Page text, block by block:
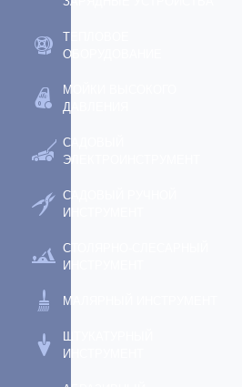
ТЕПЛОВОЕ
ОБОРУДОВАНИЕ
МОЙКИ ВЫСОКОГО
ДАВЛЕНИЯ
САДОВЫЙ
ЭЛЕКТРОИНСТРУМЕНТ
САДОВЫЙ РУЧНОЙ
ИНСТРУМЕНТ
СТОЛЯРНО-СЛЕСАРНЫЙ
ИНСТРУМЕНТ
МАЛЯРНЫЙ ИНСТРУМЕНТ
ШТУКАТУРНЫЙ
ИНСТРУМЕНТ